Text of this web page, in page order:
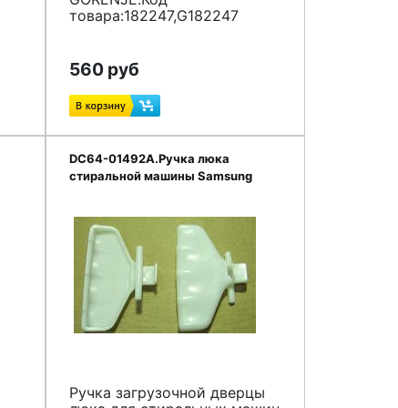
товара:182247,G182247
560 руб
DC64-01492A.Ручка люка
стиральной машины Samsung
Ручка загрузочной дверцы